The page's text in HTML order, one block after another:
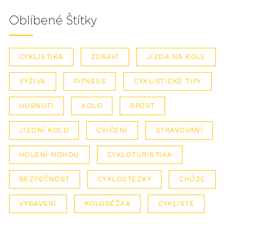
Oblíbené Štítky
CYKLISTIKA ZDRAVÍ JÍZDA NA KOLE
VÝŽIVA FITNESS CYKLISTICKÉ TIPY
HUBNUTÍ KOLO SPORT
JÍZDNÍ KOLO CVIČENÍ STRAVOVÁNÍ
HOLENÍ NOHOU CYKLOTURISTIKA
BEZPEČNOST CYKLOSTEZKY CHŮZE
VYBAVENÍ KOLOBĚŽKA CYKLISTÉ